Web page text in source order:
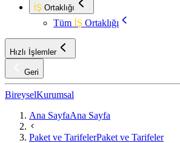
İŞ Ortaklığı
Tüm İŞ Ortaklığı
Hızlı İşlemler
Geri
BireyselKurumsal
Ana SayfaAna Sayfa
Paket ve TarifelerPaket ve Tarifeler